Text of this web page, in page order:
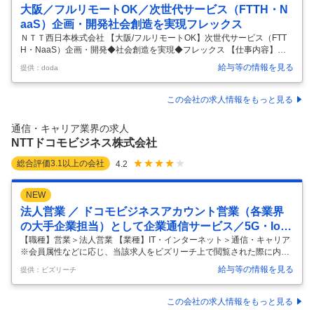
大阪／フルリモートOK／次世代サービス（FTTH・N
aaS）企画・開発社会創造を実現フレックス
ＮＴＴ西日本株式会社 【大阪/フルリモートOK】次世代サービス（FTT
H・NaaS）企画・開発◆社会創造を実現◆フレックス 【仕事内容】
【大阪/フルリモートOK】次世代サービス（FTTH・NaaS）企画・開発
◆社会創造を実現◆フレックス 【具体的な仕事内容】 ～IOWN構想を支
える光アクセスの最前線で未来の当たり前をつくる／フルリモートOK～
■業務概要： NTTグループが推進する「IOWN構想」のもと、通信基盤の
ポジションです。 10Gを超える超高速サービスや、NaaS（Network as
a Service）などの 次世代…
提供：doda 給与等の情報を見る
この会社の求人情報をもっと見る
通信・キャリア業界の求人
NTTドコモビジネス株式会社
総合評価3.1 以上の会社 4.2
NEW
法人営業 ／ ドコモビジネスアカウント営業（各業界
の大手企業担当）として企業通信サービス／5G・Io
T・クラウドといった先端ソリューションをワンスト
ップで提供します「オープンポジション」
【職種】営業＞法人営業 【業種】IT・インターネット＞通信・キャリア
※会員属性などに応じ、当該求人をビズリーチ上で閲覧された際に内容
が異なる場合があります 本求人は、NTTドコモビジネスのエンタープラ
イズ向け営業組織における営業系求人のオープン求人です。 これまでの
ご経歴やキャリア志望に合わせ、適したポジションをサーチしご提案い
たします。 下記応募資格にあてはまる方はぜひお気軽にご応募いただ
提供：ビズリーチ 給与等の情報を見る
この会社の求人情報をもっと見る